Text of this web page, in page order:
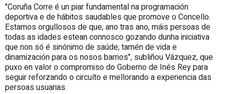
"Coruña Corre é un piar fundamental na programación
deportiva e de hábitos saudables que promove o Concello.
Estamos orgullosos de que, ano tras ano, máis persoas de
todas as idades estean connosco gozando dunha iniciativa
que non só é sinónimo de saúde; tamén de vida e
dinamización para os nosos barrios", subliñou Vázquez, que
puxo en valor o compromiso do Goberno de Inés Rey para
seguir reforzando o circuíto e mellorando a experiencia das
persoas usuarias.